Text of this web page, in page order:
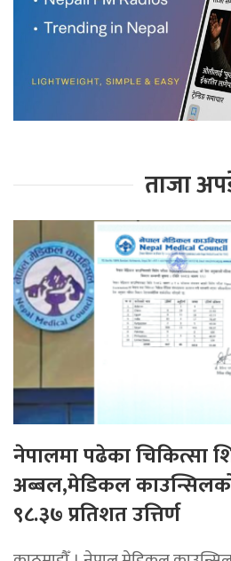
ताजा
नेपालमा पढेका चिकित्सा
अब्बल,मेडिकल
९८.३७ प्रतिशत उत्तिर्ण